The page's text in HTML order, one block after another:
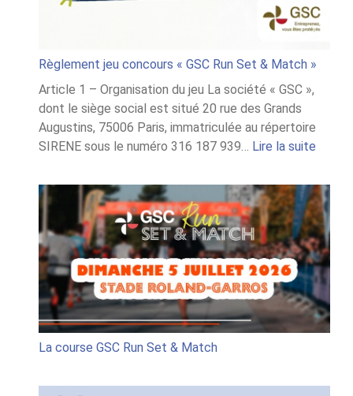
Règlement jeu concours « GSC Run Set & Match »
Article 1 – Organisation du jeu La société « GSC »,
dont le siège social est situé 20 rue des Grands
Augustins, 75006 Paris, immatriculée au répertoire
SIRENE sous le numéro 316 187 939… Lire la suite:
jeu
« GSC
Run
Set
&
Match
La course GSC Run Set & Match